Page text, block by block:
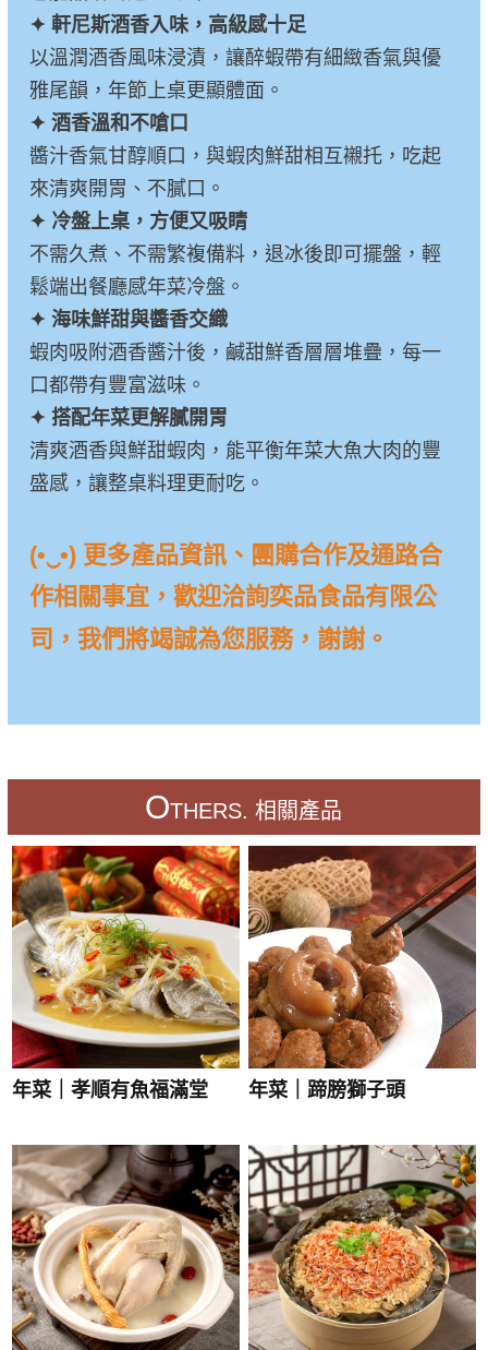
✦ 軒尼斯酒香入味，高級感十足
以溫潤酒香風味浸漬，讓醉蝦帶有細緻香氣與優
雅尾韻，年節上桌更顯體面。
✦ 酒香溫和不嗆口
醬汁香氣甘醇順口，與蝦肉鮮甜相互襯托，吃起
來清爽開胃、不膩口。
✦ 冷盤上桌，方便又吸睛
不需久煮、不需繁複備料，退冰後即可擺盤，輕
鬆端出餐廳感年菜冷盤。
✦ 海味鮮甜與醬香交織
蝦肉吸附酒香醬汁後，鹹甜鮮香層層堆疊，每一
口都帶有豐富滋味。
✦ 搭配年菜更解膩開胃
清爽酒香與鮮甜蝦肉，能平衡年菜大魚大肉的豐
盛感，讓整桌料理更耐吃。
(•‿•) 更多產品資訊、團購合作及通路合
作相關事宜，歡迎洽詢奕品食品有限公
司，我們將竭誠為您服務，謝謝。
OTHERS. 相關產品
年菜｜孝順有魚福滿堂 年菜｜蹄膀獅子頭